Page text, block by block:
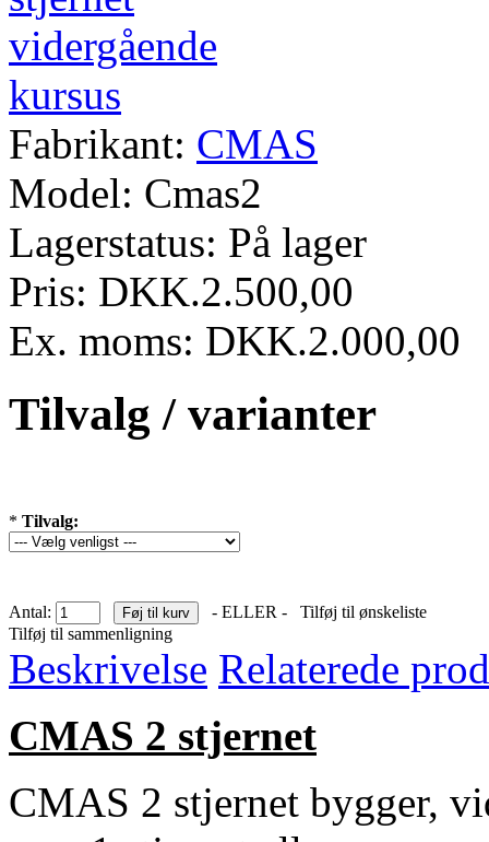
Fabrikant: CMAS
Model: Cmas2
Lagerstatus: På lager
Pris: DKK.2.500,00
Ex. moms: DKK.2.000,00
Tilvalg / varianter
* Tilvalg:
Antal: - ELLER -
Tilføj til ønskeliste
Tilføj til sammenligning
Beskrivelse Relaterede
CMAS 2 stjernet
CMAS 2 stjernet bygger,